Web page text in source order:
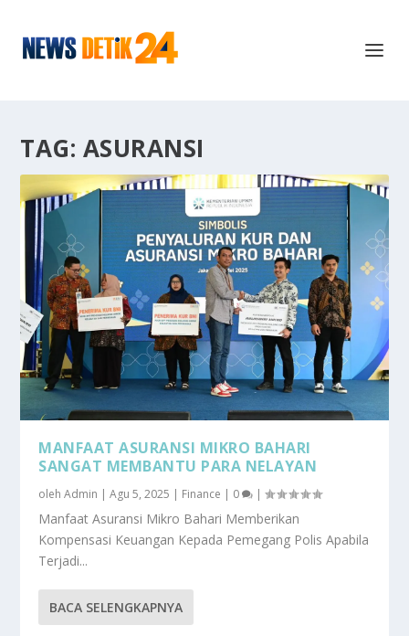
TAG: ASURANSI
MANFAAT ASURANSI MIKRO BAHARI
SANGAT MEMBANTU PARA NELAYAN
olehAdmin |Agu 5, 2025 | Finance | 0 |
Manfaat Asuransi Mikro Bahari Memberikan
Kompensasi Keuangan Kepada Pemegang Polis Apabila
Terjadi...
BACA SELENGKAPNYA